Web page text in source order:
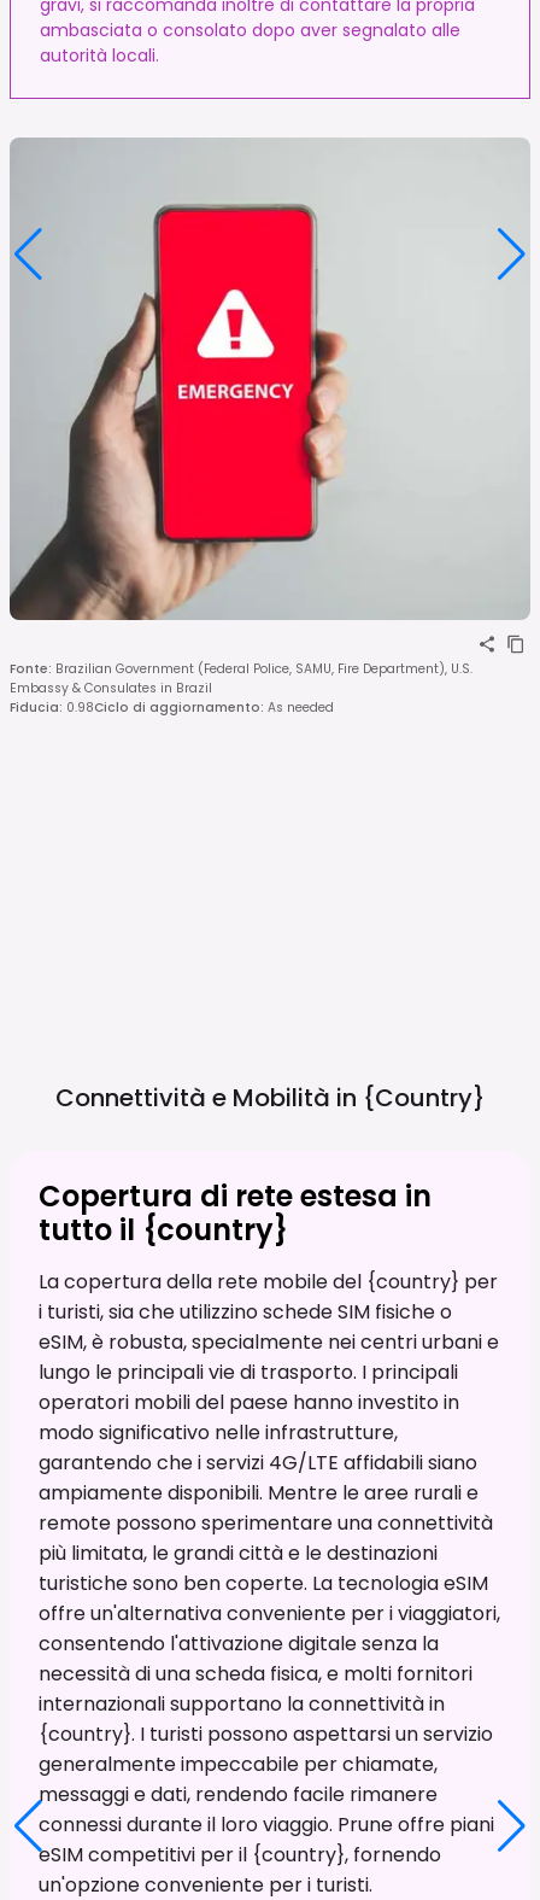
ambasciata o consolato dopo aver segnalato alle
autorità locali.
Fonte: Brazilian Government (Federal Police, SAMU, Fire Department), U.S.
Embassy & Consulates in Brazil
Fiducia: 0.98Ciclo di aggiornamento: As needed
Connettività e Mobilità in {country}
Copertura di rete estesa in
tutto il {country}
La copertura della rete mobile del {country} per
i turisti, sia che utilizzino schede SIM fisiche o
eSIM, è robusta, specialmente nei centri urbani e
lungo le principali vie di trasporto. I principali
operatori mobili del paese hanno investito in
modo significativo nelle infrastrutture,
garantendo che i servizi 4G/LTE affidabili siano
ampiamente disponibili. Mentre le aree rurali e
remote possono sperimentare una connettività
più limitata, le grandi città e le destinazioni
turistiche sono ben coperte. La tecnologia eSIM
offre un'alternativa conveniente per i viaggiatori,
consentendo l'attivazione digitale senza la
necessità di una scheda fisica, e molti fornitori
internazionali supportano la connettività in
{country}. I turisti possono aspettarsi un servizio
generalmente impeccabile per chiamate,
messaggi e dati, rendendo facile rimanere
connessi durante il loro viaggio. Prune offre piani
eSIM competitivi per il {country}, fornendo
un'opzione conveniente per i turisti.